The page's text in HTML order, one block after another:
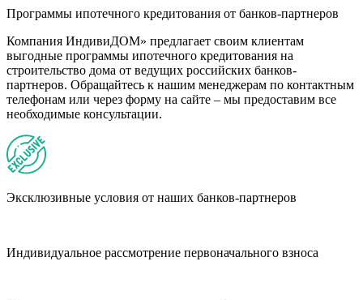
Программы ипотечного кредитования от банков-партнеров
Компания ИндивиДОМ» предлагает своим клиентам
выгодные программы ипотечного кредитования на
строительство дома от ведущих российских банков-
партнеров. Обращайтесь к нашим менеджерам по контактным
телефонам или через форму на сайте – мы предоставим все
необходимые консультации.
Эксклюзивные условия от наших банков-партнеров
Индивидуальное рассмотрение первоначального взноса